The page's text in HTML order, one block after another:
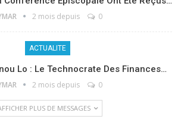
2 mois depuis 0
ACTUALITE
Lo : Le Technocrate Des Finances…
2 mois depuis 0
PLUS DE MESSAGES